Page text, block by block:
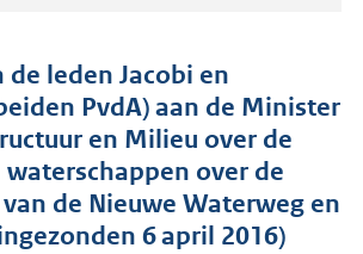
d
s
g
r
o
o
t
de leden Jacobi en
PvdA) aan de Minister
en Milieu over de
waterschappen over de
de Nieuwe Waterweg en
6 april 2016)